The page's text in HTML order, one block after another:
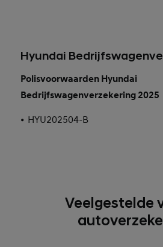
Hyundai
Polisvoorwaarden Hyundai
Bedrijfswagenverzekering 2025
• HYU202504-B
Veelgestelde